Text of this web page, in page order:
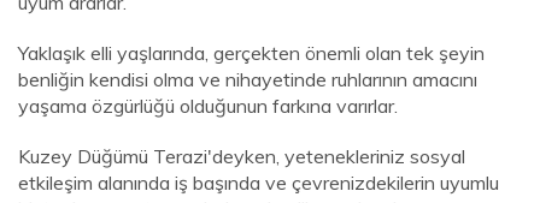
Yaklaşık elli yaşlarında, gerçekten önemli olan tek şeyin
benliğin kendisi olma ve nihayetinde ruhlarının amacını
yaşama özgürlüğü olduğunun farkına varırlar.
Kuzey Düğümü Terazi'deyken, yetenekleriniz sosyal
etkileşim alanında iş başında ve çevrenizdekilerin uyumlu